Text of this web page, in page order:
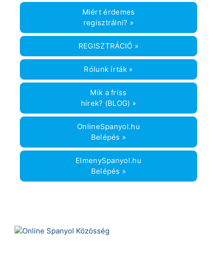
Miért érdemes
regisztrálni? »
REGISZTRÁCIÓ »
Rólunk írták »
Mik a friss
hírek? (BLOG) »
OnlineSpanyol.hu
Belépés »
ElmenySpanyol.hu
Belépés »